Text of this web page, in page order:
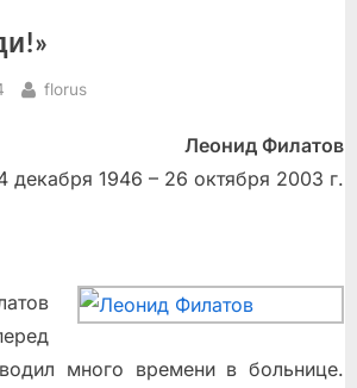
By
florus
Леонид Филатов
декабря 1946 – 26 октября 2003 г.
много времени в больнице.